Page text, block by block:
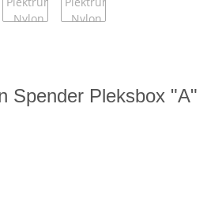
Spender Pleksbox "A"